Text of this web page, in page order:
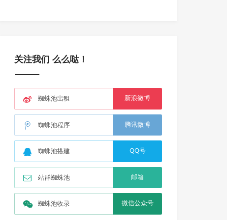
关注我们 么么哒！
蜘蛛池出租 新浪微博
蜘蛛池程序 腾讯微博
蜘蛛池搭建 QQ号
站群蜘蛛池 邮箱
蜘蛛池收录 微信公众号